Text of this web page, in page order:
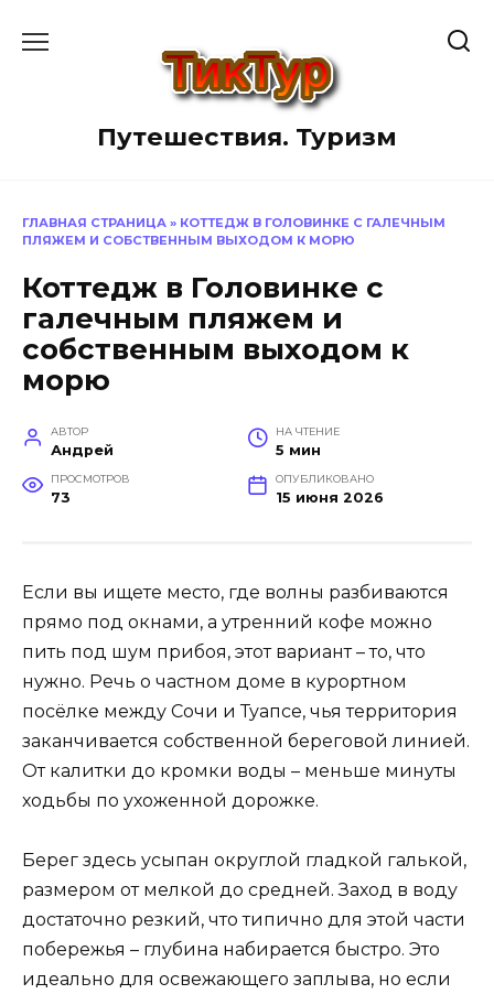
Путешествия. Туризм
ГЛАВНАЯ СТРАНИЦА » КОТТЕДЖ В ГОЛОВИНКЕ С ГАЛЕЧНЫМ
ПЛЯЖЕМ И СОБСТВЕННЫМ ВЫХОДОМ К МОРЮ
Коттедж в Головинке с
галечным пляжем и
собственным выходом к
морю
АВТОР
Андрей
НА ЧТЕНИЕ
5 мин
ПРОСМОТРОВ
73
ОПУБЛИКОВАНО
15 июня 2026
Если вы ищете место, где волны разбиваются
прямо под окнами, а утренний кофе можно
пить под шум прибоя, этот вариант – то, что
нужно. Речь о частном доме в курортном
посёлке между Сочи и Туапсе, чья территория
заканчивается собственной береговой линией.
От калитки до кромки воды – меньше минуты
ходьбы по ухоженной дорожке.
Берег здесь усыпан округлой гладкой галькой,
размером от мелкой до средней. Заход в воду
достаточно резкий, что типично для этой части
побережья – глубина набирается быстро. Это
идеально для освежающего заплыва, но если